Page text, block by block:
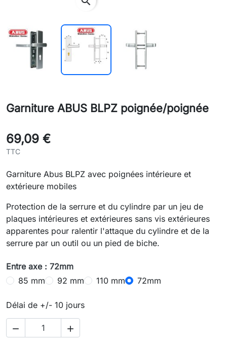
Garniture ABUS BLPZ poignée/poignée
69,09 €
TTC
Garniture Abus BLPZ avec poignées intérieure et
extérieure mobiles
Protection de la serrure et du cylindre par un jeu de
plaques intérieures et extérieures sans vis extérieures
apparentes pour ralentir l'attaque du cylindre et de la
serrure par un outil ou un pied de biche.
Entre axe : 72mm
85 mm
92 mm 110 mm 72mm
Délai de +/- 10 jours
 